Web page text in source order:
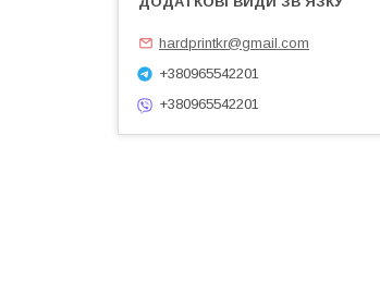
hardprintkr@gmail.com
+380965542201
+380965542201